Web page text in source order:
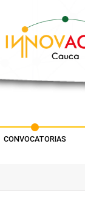
CONVOCATORIAS